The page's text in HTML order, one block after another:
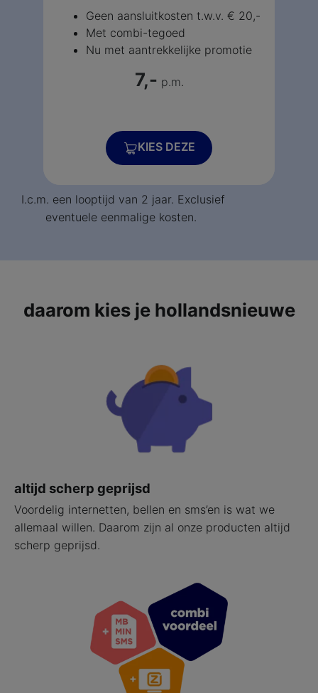
Geen aansluitkosten t.w.v. € 20,-
Met combi-tegoed
Nu met aantrekkelijke promotie
7,- p.m.
KIES DEZE
I.c.m. een looptijd van 2 jaar. Exclusief
eventuele eenmalige kosten.
daarom kies je hollandsnieuwe
altijd scherp geprijsd
Voordelig internetten, bellen en sms’en is wat we
allemaal willen. Daarom zijn al onze producten altijd
scherp geprijsd.